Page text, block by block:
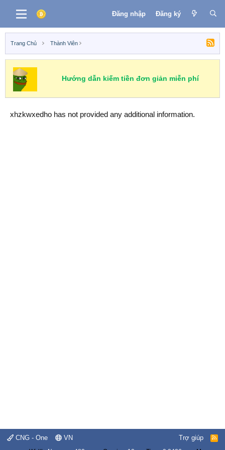
Đăng nhập Đăng ký
Trang Chủ Thành Viên
Hướng dẫn kiếm tiền đơn giản miễn phí
xhzkwxedho has not provided any additional information.
CNG - One VN Trợ giúp
R